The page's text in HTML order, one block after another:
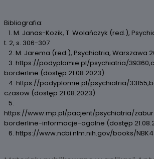
Bibliografia:
1. M. Janas-Kozik, T. Wolańczyk (red.),
t. 2, s. 306-307
2. M. Jarema (red.), Psychiatria, Warszawa
3. https://podyplomie.pl/psychiatria/
borderline (dostęp 21.08.2023)
4. https://podyplomie.pl/psychiatria/
czasow (dostęp 21.08.2023)
5.
https://www.mp.pl/pacjent/psychiatria/
borderline-informacje-ogolne (dostęp
6. https://www.ncbi.nlm.nih.gov/books/